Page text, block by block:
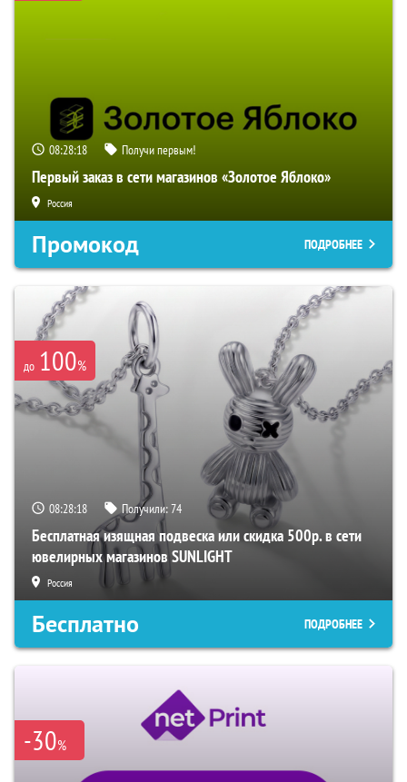
08:28:17 Получи первым!
Первый заказ в сети магазинов «Золотое Яблоко»
Россия
Промокод ПОДРОБНЕЕ
до 100%
08:28:17 Получили:74
Бесплатная изящная подвеска или скидка 500р. в сети
ювелирных магазинов SUNLIGHT
Россия
Бесплатно ПОДРОБНЕЕ
-30%